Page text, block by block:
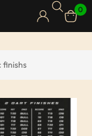
0
finishs